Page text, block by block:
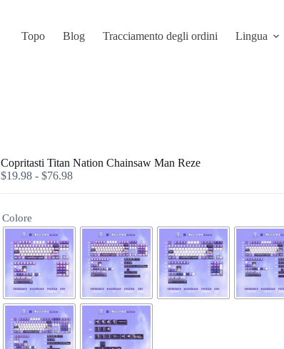
Topo Blog Tracciamento degli ordini Lingua
Copritasti Titan Nation Chainsaw Man Reze
$19.98 - $76.98
Colore